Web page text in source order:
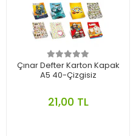
Çınar Defter Karton Kapak
A5 40-Çizgisiz
21,00 TL